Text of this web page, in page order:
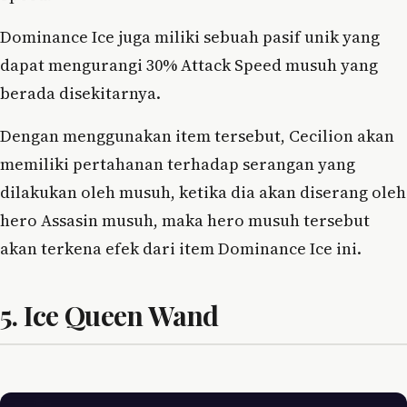
Dominance Ice juga miliki sebuah pasif unik yang
dapat mengurangi 30% Attack Speed musuh yang
berada disekitarnya.
Dengan menggunakan item tersebut, Cecilion akan
memiliki pertahanan terhadap serangan yang
dilakukan oleh musuh, ketika dia akan diserang oleh
hero Assasin musuh, maka hero musuh tersebut
akan terkena efek dari item Dominance Ice ini.
5. Ice Queen Wand